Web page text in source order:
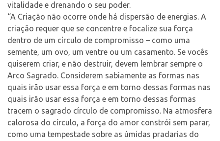
vitalidade e drenando o seu poder.
“A Criação não ocorre onde há dispersão de energias. A
criação requer que se concentre e focalize sua força
dentro de um círculo de compromisso – como uma
semente, um ovo, um ventre ou um casamento. Se vocês
quiserem criar, e não destruir, devem lembrar sempre o
Arco Sagrado. Considerem sabiamente as formas nas
quais irão usar essa força e em torno dessas formas nas
quais irão usar essa força e em torno dessas formas
tracem o sagrado círculo de compromisso. Na atmosfera
calorosa do círculo, a força do amor constrói sem parar,
como uma tempestade sobre as úmidas pradarias do